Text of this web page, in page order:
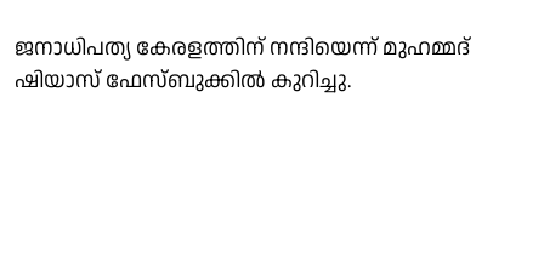
ജനാധിപത്യ കേരളത്തിന്‌ നന്ദിയെന്ന് മുഹമ്മദ്
ഷിയാസ് ഫേസ്ബുക്കിൽ കുറിച്ചു.